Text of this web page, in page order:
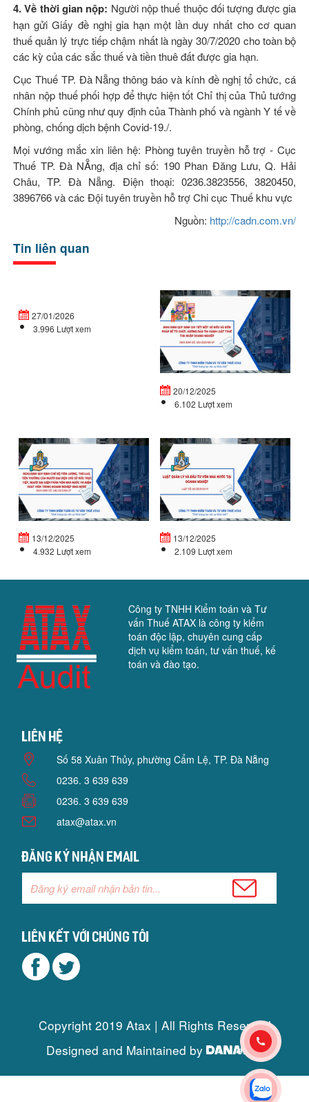
4. Về thời gian nộp: Người nộp thuế thuộc đối tượng được gia
hạn gửi Giấy đề nghị gia hạn một lần duy nhất cho cơ quan
thuế quản lý trực tiếp chậm nhất là ngày 30/7/2020 cho toàn bộ
các kỳ của các sắc thuế và tiền thuê đất được gia hạn.
Cục Thuế TP. Đà Nẵng thông báo và kính đề nghị tổ chức, cá
nhân nộp thuế phối hợp để thực hiện tốt Chỉ thị của Thủ tướng
Chính phủ cũng như quy định của Thành phố và ngành Y tế về
phòng, chống dịch bệnh Covid-19./.
Mọi vướng mắc xin liên hệ: Phòng tuyên truyền hỗ trợ - Cục
Thuế TP. Đà NẴng, địa chỉ số: 190 Phan Đăng Lưu, Q. Hải
Châu, TP. Đà Nẵng. Điện thoại: 0236.3823556, 3820450,
3896766 và các Đội tuyên truyền hỗ trợ Chi cục Thuế khu vực
Nguồn: http://cadn.com.vn/
Tin liên quan
Doanh
nghiệp
mới
thành
lập
vào
27/01/2026
3.996 Lượt xem
20/12/2025
6.102 Lượt xem
NGHỊ
ĐỊNH
QUY
CHẾ
ĐỘ
13/12/2025
4.932 Lượt xem
13/12/2025
2.109 Lượt xem
Công ty TNHH Kiểm toán và Tư
vấn Thuế ATAX là công ty kiểm
toán độc lập, chuyên cung cấp
dịch vụ kiểm toán, tư vấn thuế, kế
toán và đào tạo.
Liên hệ
Số 58 Xuân Thủy, phường Cẩm Lệ, TP. Đà Nẵng
0236. 3 639 639
0236. 3 639 639
atax@atax.vn
Đăng ký nhận email
Liên kết với chúng tôi
Copyright 2019 Atax | All Rights Reserved
Designed and Maintained by